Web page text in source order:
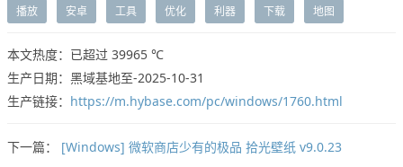
播放 安卓 工具 优化 利器 下载 地图
本文热度：已超过 39965 ℃
生产日期：黑域基地至-2025-10-31
生产链接： https://m.hybase.com/pc/windows/1760.html
下一篇： [Windows] 微软商店少有的极品 拾光壁纸 v9.0.23